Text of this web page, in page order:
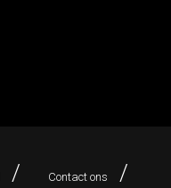
Contact ons